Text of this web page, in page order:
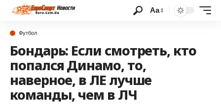
Аа
Футбол
Бондарь: Если смотреть, кто
попался Динамо, то,
наверное, в ЛЕ лучше
команды, чем в ЛЧ